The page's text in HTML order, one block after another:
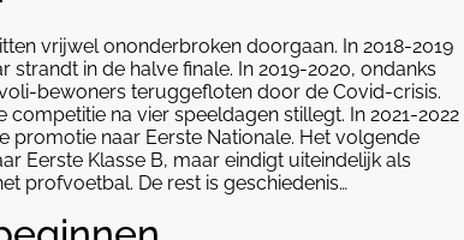
vrijwel ononderbroken doorgaan. In 2018-2019
in de halve finale. In 2019-2020, ondanks
bewoners teruggefloten door de Covid-crisis.
na vier speeldagen stillegt. In 2021-2022
promotie naar Eerste Nationale. Het volgende
Eerste Klasse B, maar eindigt uiteindelijk als
profvoetbal. De rest is geschiedenis…